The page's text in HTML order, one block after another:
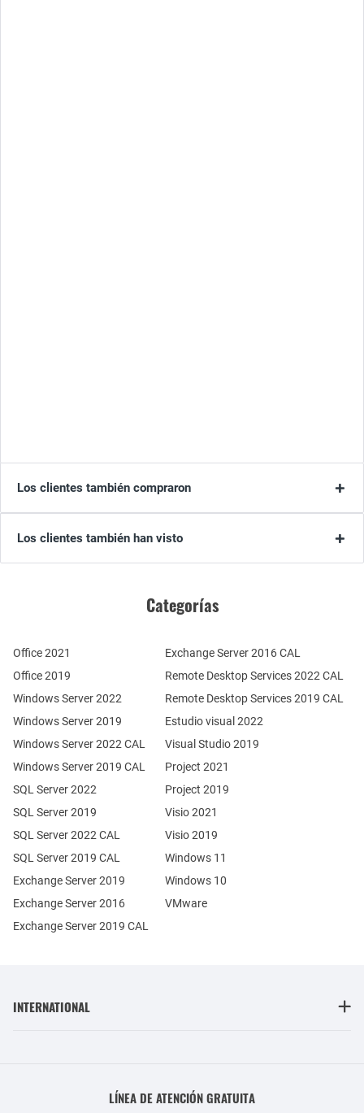
Los clientes también compraron
Los clientes también han visto
Categorías
Office 2021
Office 2019
Windows Server 2022
Windows Server 2019
Exchange Server 2019
Exchange Server 2016
SQL Server 2022
SQL Server 2019
Windows Server 2022 CAL
Windows Server 2019 CAL
SQL Server 2022 CAL
SQL Server 2019 CAL
Remote Desktop Services 2022 CAL
Remote Desktop Services 2019 CAL
Exchange Server 2019 CAL
Exchange Server 2016 CAL
Estudio visual 2022
Visual Studio 2019
Project 2021
Project 2019
Visio 2021
Visio 2019
Windows 11
Windows 10
VMware
INTERNATIONAL
LÍNEA DE ATENCIÓN GRATUITA